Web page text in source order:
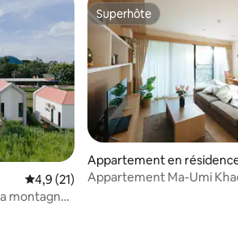
: 5 sur 5
Évaluation moyenne sur la base de
4,9 (21)
montagne
Superhôte
Superhôte
Appartement en résidence
haya Yen
Appartement Ma-Umi